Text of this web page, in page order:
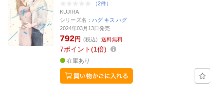
（2件）
KUJIRA
シリーズ名： ハグ キス ハグ
2024年03月13日発売
792円 (税込) 送料無料
7ポイント 1倍
在庫あり